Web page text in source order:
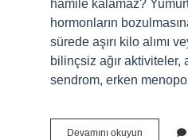
hamile kalamaz?
hormonların
sürede aşırı kilo alımı
bilinçsiz ağır aktiviteler,
sendrom, erken
Devamını okuyun